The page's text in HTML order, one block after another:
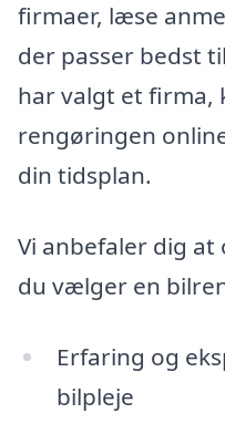
firmaer, læse
der passer bedst
har valgt et firma,
rengøringen
din tidsplan.
Vi anbefaler dig
du vælger en
Erfaring og
bilpleje